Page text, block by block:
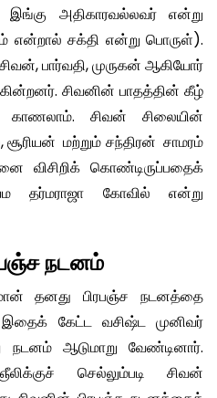
இங்கு அதிகாரவல்லவர் என்று
என்றால் சக்தி என்று பொருள்).
பார்வதி, முருகன் ஆகியோர்
சிவனின் பாதத்தின் கீழ்
சிவன் சிலையின்
சூரியன் மற்றும் சந்திரன் சாமரம்
விசிறிக் கொண்டிருப்பதைக்
தர்மராஜா கோவில் என்று
நடனம்
தனது பிரபஞ்ச நடனத்தை
இதைக் கேட்ட வசிஷ்ட முனிவர்
ஆடுமாறு வேண்டினார்.
செல்லும்படி சிவன்